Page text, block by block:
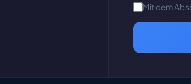
Mit dem